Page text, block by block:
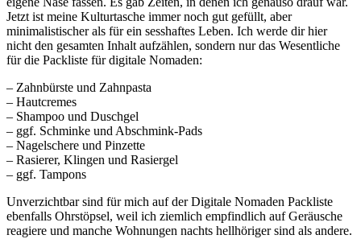
Jetzt ist meine Kulturtasche immer noch gut gefüllt, aber
minimalistischer als für ein sesshaftes Leben. Ich werde dir hier
nicht den gesamten Inhalt aufzählen, sondern nur das Wesentliche
für die Packliste für digitale Nomaden:
– Zahnbürste und Zahnpasta
– Hautcremes
– Shampoo und Duschgel
– ggf. Schminke und Abschmink-Pads
– Nagelschere und Pinzette
– Rasierer, Klingen und Rasiergel
– ggf. Tampons
Unverzichtbar sind für mich auf der Digitale Nomaden Packliste
ebenfalls Ohrstöpsel, weil ich ziemlich empfindlich auf Geräusche
reagiere und manche Wohnungen nachts hellhöriger sind als andere.